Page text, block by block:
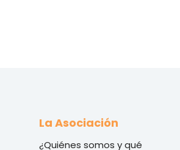
La Asociación
¿Quiénes somos y qué